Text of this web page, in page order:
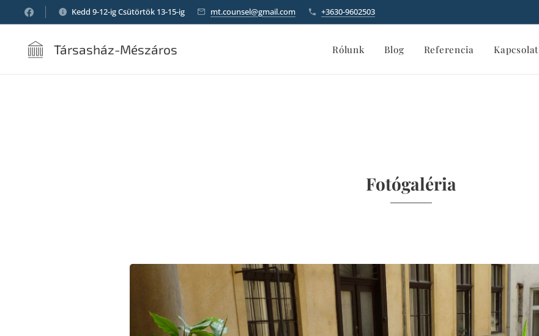
Kedd 9-12-ig Csütörtök 13-15-ig mt.counsel@gmail.com +3630-9602503
Társasház-Mészáros Rólunk Blog Referencia Kapcsolat
Fotógaléria